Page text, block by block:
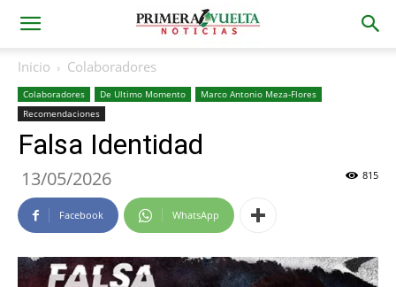
Inicio Colaboradores
Colaboradores De Ultimo Momento
Marco Antonio Meza-Flores
Recomendaciones
Falsa Identidad
13/05/2026 815
Facebook WhatsApp